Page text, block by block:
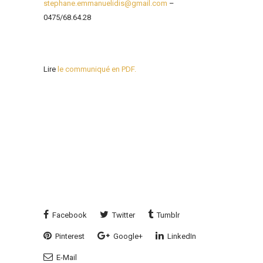
stephane.emmanuelidis@gmail.com –
0475/68.64.28
Lire le communiqué en PDF.
Facebook Twitter Tumblr
Pinterest Google+ LinkedIn
E-Mail